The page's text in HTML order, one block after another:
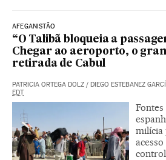
AFEGANISTÃO
“O Talibã bloqueia a
Chegar ao aeroporto, o
retirada de Cabul
PATRICIA ORTEGA DOLZ / DIEGO ESTEBANEZ
EDT
milícia